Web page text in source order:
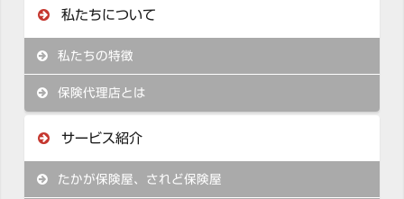
私たちについて
私たちの特徴
保険代理店とは
サービス紹介
たかが保険屋、されど保険屋